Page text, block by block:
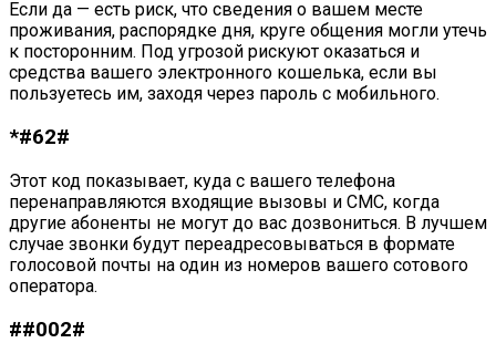
Если да — есть риск, что сведения о вашем месте
проживания, распорядке дня, круге общения могли утечь
к посторонним. Под угрозой рискуют оказаться и
средства вашего электронного кошелька, если вы
пользуетесь им, заходя через пароль с мобильного.
*#62#
Этот код показывает, куда с вашего телефона
перенаправляются входящие вызовы и СМС, когда
другие абоненты не могут до вас дозвониться. В лучшем
случае звонки будут переадресовываться в формате
голосовой почты на один из номеров вашего сотового
оператора.
##002#